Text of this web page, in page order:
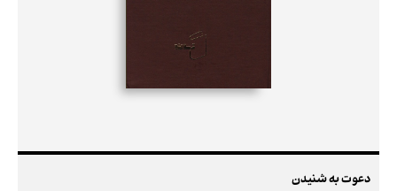
دعوت به شنیدن